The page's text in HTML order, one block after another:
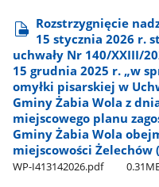
Rozstrzygnięcie
15 stycznia 2026 r.
uchwały Nr 140/XXIII/
15 grudnia 2025 r. „w
omyłki pisarskiej w
Gminy Żabia Wola z
miejscowego planu
Gminy Żabia Wola
miejscowości Żelechów
WP-I413142026.pdf